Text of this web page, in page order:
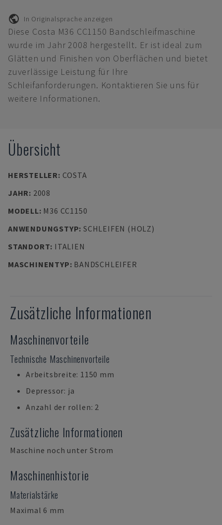
In Originalsprache anzeigen
Diese Costa M36 CC1150 Bandschleifmaschine
wurde im Jahr 2008 hergestellt. Er ist ideal zum
Glätten und Finishen von Oberflächen und bietet
zuverlässige Leistung für Ihre
Schleifanforderungen. Kontaktieren Sie uns für
weitere Informationen.
Übersicht
HERSTELLER: COSTA
JAHR: 2008
MODELL: M36 CC1150
ANWENDUNGSTYP: SCHLEIFEN (HOLZ)
STANDORT: ITALIEN
MASCHINENTYP: BANDSCHLEIFER
Zusätzliche Informationen
Maschinenvorteile
Technische Maschinenvorteile
Arbeitsbreite: 1150 mm
Depressor: ja
Anzahl der rollen: 2
Zusätzliche Informationen
Maschine noch unter Strom
Maschinenhistorie
Materialstärke
Maximal 6 mm